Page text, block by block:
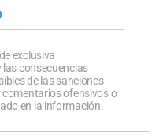
exclusiva
consecuencias
de las sanciones
comentarios ofensivos o
en la información.